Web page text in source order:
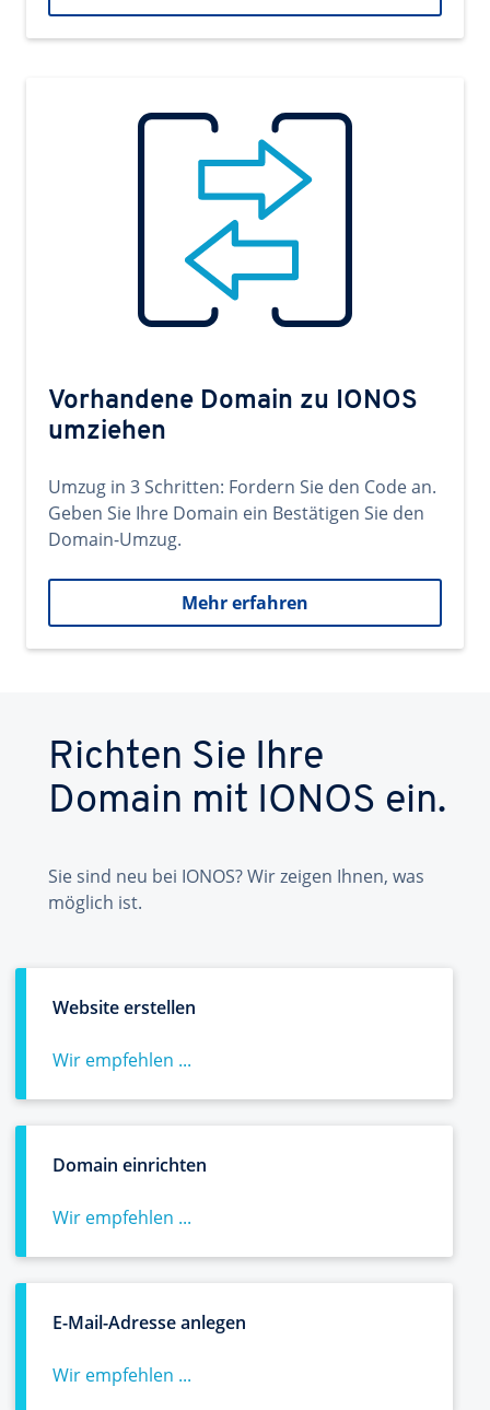
Vorhandene Domain zu IONOS
umziehen
Umzug in 3 Schritten: Fordern Sie den Code an.
Geben Sie Ihre Domain ein Bestätigen Sie den
Domain-Umzug.
Mehr erfahren
Richten Sie Ihre
Domain mit IONOS ein.
Sie sind neu bei IONOS? Wir zeigen Ihnen, was
möglich ist.
Website erstellen
Wir empfehlen ...
Domain einrichten
Wir empfehlen ...
E-Mail-Adresse anlegen
Wir empfehlen ...